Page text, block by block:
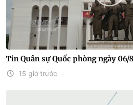
Tin Quân sự Quốc phòng ngày 06/
15 giờ trước